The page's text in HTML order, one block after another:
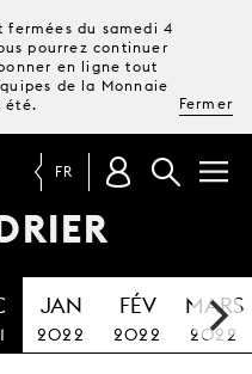
fermées du samedi 4
pourrez continuer
en ligne tout
de la Monnaie
été.
Fermer
FR
JAN
2022
FÉV
2022
MARS
2022